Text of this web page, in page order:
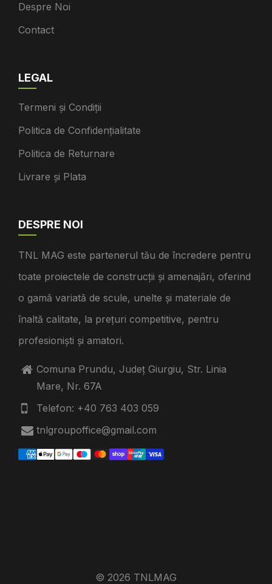
Despre Noi
Contact
LEGAL
Termeni și Condiții
Politica de Confidențialitate
Politica de Returnare
Livrare și Plata
DESPRE NOI
TNL MAG este partenerul tău de încredere pentru
toate proiectele de construcții și amenajări, oferind
o gamă variată de scule, unelte și materiale de
înaltă calitate, la prețuri competitive, pentru
profesioniști și amatori.
Comuna Prundu, Județ Giurgiu, Str. Linia
Mare, Nr. 67A
Telefon: +40 763 403 059
tnlgroupoffice@gmail.com
© 2026 TNLMAG